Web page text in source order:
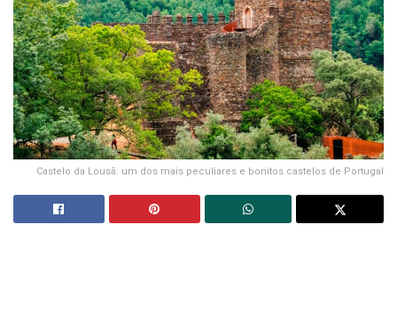
Castelo da Lousã: um dos mais peculiares e bonitos castelos de Portugal